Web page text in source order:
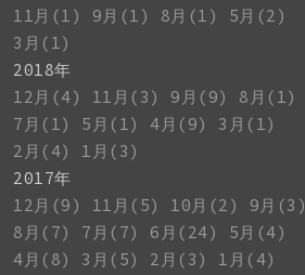
11月(1)
9月(1) 8月(1)
5月(2)
3月(1)
2018年
12月(4)
11月(3) 9月(9)
8月(1)
7月(1)
5月(1) 4月(9)
3月(1)
2月(4)
1月(3)
2017年
12月(9)
11月(5) 10月(2)
9月(3)
8月(7)
7月(7) 6月(24)
5月(4)
4月(8)
3月(5) 2月(3)
1月(4)